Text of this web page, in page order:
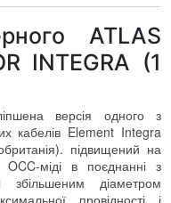
ATLAS
INTEGRA (1
версія одного з
кабелів Element Integra
підвищений на
OCC-міді в поєднанні з
збільшеним діаметром
провідності і